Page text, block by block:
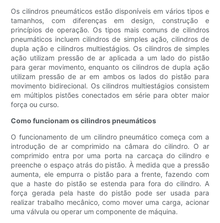
Os cilindros pneumáticos estão disponíveis em vários tipos e
tamanhos, com diferenças em design, construção e
princípios de operação. Os tipos mais comuns de cilindros
pneumáticos incluem cilindros de simples ação, cilindros de
dupla ação e cilindros multiestágios. Os cilindros de simples
ação utilizam pressão de ar aplicada a um lado do pistão
para gerar movimento, enquanto os cilindros de dupla ação
utilizam pressão de ar em ambos os lados do pistão para
movimento bidirecional. Os cilindros multiestágios consistem
em múltiplos pistões conectados em série para obter maior
força ou curso.
Como funcionam os cilindros pneumáticos
O funcionamento de um cilindro pneumático começa com a
introdução de ar comprimido na câmara do cilindro. O ar
comprimido entra por uma porta na carcaça do cilindro e
preenche o espaço atrás do pistão. À medida que a pressão
aumenta, ele empurra o pistão para a frente, fazendo com
que a haste do pistão se estenda para fora do cilindro. A
força gerada pela haste do pistão pode ser usada para
realizar trabalho mecânico, como mover uma carga, acionar
uma válvula ou operar um componente de máquina.